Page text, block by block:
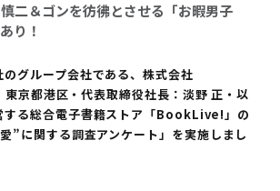
二＆ゴンを彷彿とさせる「お暇男子
り！
グループ会社である、株式会社
京都港区・代表取締役社長：淡野 正・以
する総合電子書籍ストア「BookLive!」の
”に関する調査アンケート」を実施しまし